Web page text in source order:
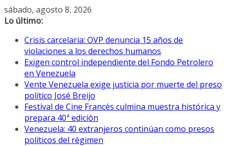
Saltar
al
sábado, agosto 8, 2026
Lo último:
Crisis carcelaria: OVP denuncia 15 años de
violaciones a los derechos humanos
Exigen control independiente del Fondo Petrolero
en Venezuela
Vente Venezuela exige justicia por muerte del preso
político José Breijo
Festival de Cine Francés culmina muestra histórica y
prepara 40ª edición
Venezuela: 40 extranjeros continúan como presos
políticos del régimen